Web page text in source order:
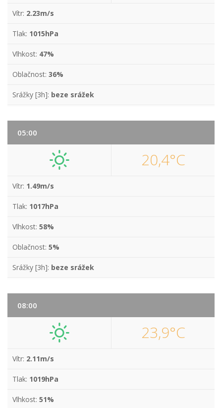
Vítr: 2.23m/s
Tlak: 1015hPa
Vlhkost: 47%
Oblačnost: 36%
Srážky [3h]: beze srážek
05:00
20,4°C
Vítr: 1.49m/s
Tlak: 1017hPa
Vlhkost: 58%
Oblačnost: 5%
Srážky [3h]: beze srážek
08:00
23,9°C
Vítr: 2.11m/s
Tlak: 1019hPa
Vlhkost: 51%